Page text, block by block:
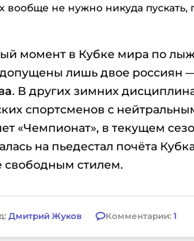
вообще не нужно никуда пускать,
момент в Кубке мира по
лишь двое россиян
. В других зимних
спортсменов с
«Чемпионат», в текущем
на пьедестал почёта
свободным стилем.
Дмитрий Жуков Комментарии: 1